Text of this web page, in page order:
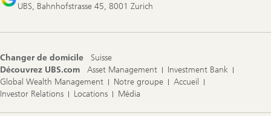
UBS, Bahnhofstrasse 45, 8001 Zurich
Changer de domicile
Suisse
Découvrez UBS.com
Asset Management
Investment Bank
Global Wealth Management
Notre groupe
Accueil
Investor Relations
Locations Média